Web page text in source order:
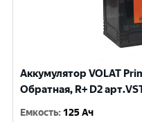
Аккумулятор VOLAT
Обратная, R+ D2
Емкость: 125 Ач